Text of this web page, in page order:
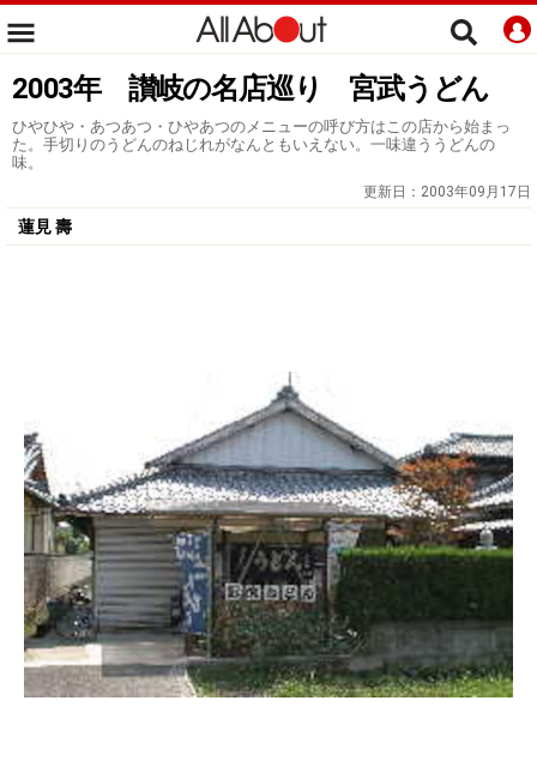
2003年 讃岐の名店巡り 宮武うどん
ひやひや・あつあつ・ひやあつのメニューの呼び方はこの店から始まっ
た。手切りのうどんのねじれがなんともいえない。一味違ううどんの
味。
更新日： 2003年09月17日
蓮見 壽